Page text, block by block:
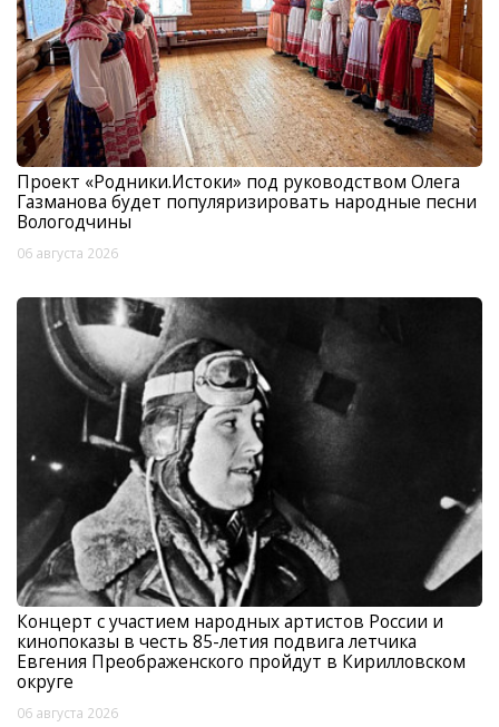
Проект «Родники.Истоки» под руководством Олега
Газманова будет популяризировать народные песни
Вологодчины
06 августа 2026
Концерт с участием народных артистов России и
кинопоказы в честь 85-летия подвига летчика
Евгения Преображенского пройдут в Кирилловском
округе
06 августа 2026